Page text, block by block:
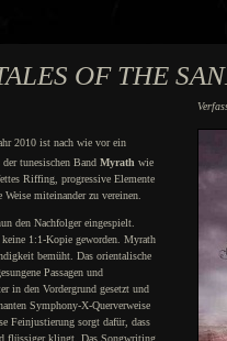
OF THE
2010 ist nach wie vor ein
tunesischen Band Myrath wie
Riffing, progressive Elemente
miteinander zu vereinen.
den Nachfolger eingespielt.
1:1-Kopie geworden. Myrath
bemüht. Das orientalische
Passagen und
in den Vordergrund gesetzt und
Symphony-X-Querverweise
Feinjustierung sorgt dafür, dass
flüssiger klingt. Das Songwriting